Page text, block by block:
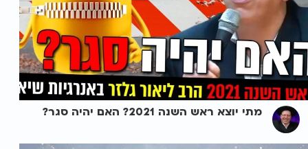
מתי יוצא ראש השנה 2021? האם יהיה סגר?